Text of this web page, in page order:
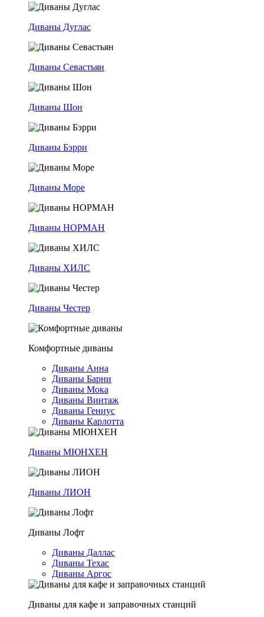
Диваны Дуглас
Диваны Севастьян
Диваны Шон
Диваны Бэрри
Диваны Море
Диваны НОРМАН
Диваны ХИЛС
Диваны Честер
Комфортные диваны
Диваны Анна
Диваны Барни
Диваны Мока
Диваны Винтаж
Диваны Гениус
Диваны Карлотта
Диваны МЮНХЕН
Диваны ЛИОН
Диваны Лофт
Диваны Даллас
Диваны Техас
Диваны Аргос
Диваны для кафе и заправочных станций